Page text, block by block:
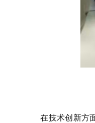
在技术创新方面